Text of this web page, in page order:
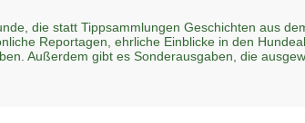
die statt Tippsammlungen Geschichten aus
Reportagen, ehrliche Einblicke in den
Außerdem gibt es Sonderausgaben, die